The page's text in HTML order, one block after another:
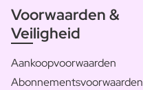
Voorwaarden &
Veiligheid
Aankoopvoorwaarden
Abonnementsvoorwaarden